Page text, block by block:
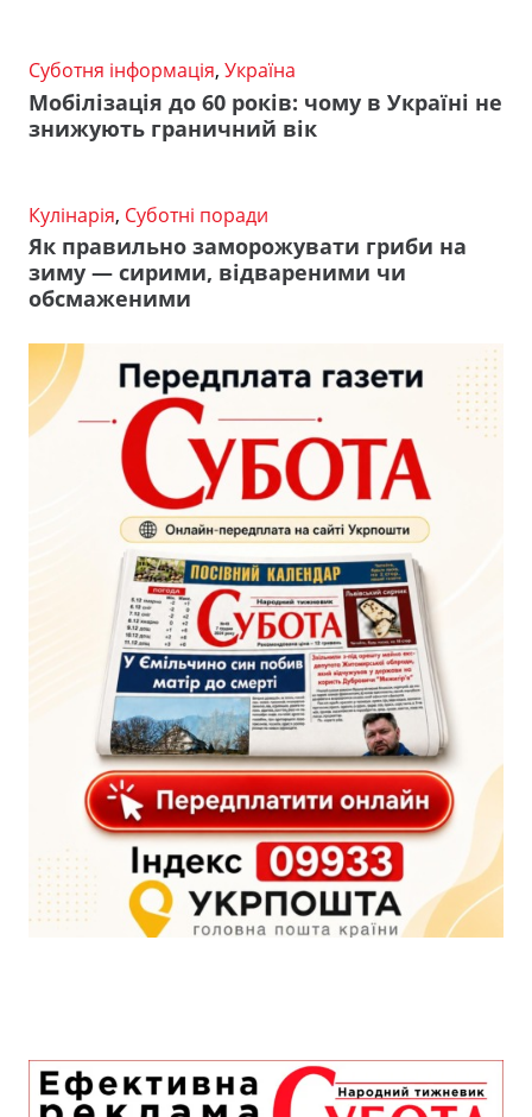
Суботня інформація, Україна
Мобілізація до 60 років: чому в Україні не
знижують граничний вік
Кулінарія, Суботні поради
Як правильно заморожувати гриби на
зиму — сирими, відвареними чи
обсмаженими